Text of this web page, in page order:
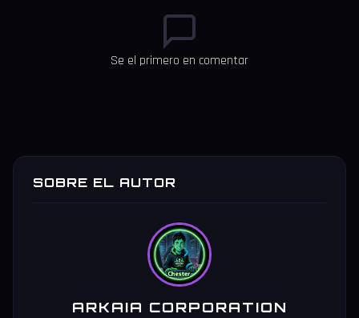
Se el primero en comentar
SOBRE EL AUTOR
ARKAIA CORPORATION